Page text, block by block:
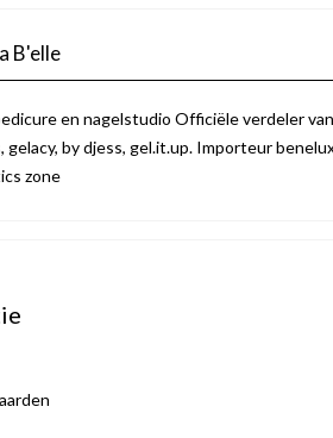
B'elle
en nagelstudio Officiële verdeler
gelacy, by djess, gel.it.up. Importeur
zone